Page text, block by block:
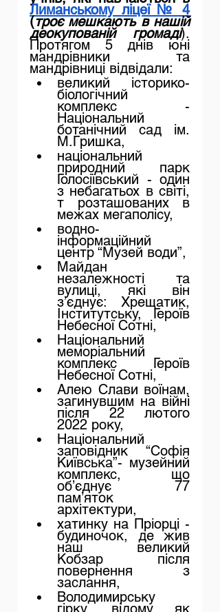
Лиманському ліцеї № 4
(троє мешкають в нашій
деокупованій громаді).
Протягом 5 днів юні
мандрівники та
мандрівниці відвідали:
великий історико-
біологічний
комплекс  -
Національний
ботанічний сад ім.
М.Гришка,
національний
природний парк
Голосіївський - один
з небагатьох в світі,
т розташованих в
межах мегаполісу,
водно-
інформаційний
центр “Музей води”,
Майдан
незалежності та
вулиці, які він
з’єднує: Хрещатик,
Інститутську, Героїв
Небесної Сотні,
Національний
меморіальний
комплекс Героїв
Небесної Сотні,
Алею Слави воїнам,
загинувшим на війні
після 22 лютого
2022 року,
Національний
заповідник “Софія
Київська”- музейний
комплекс, що
об’єднує 77
пам’яток
архітектури,
хатинку на Пріорці -
будиночок, де жив
наш великий
Кобзар після
повернення з
заслання,
Володимирську
гірку, відому як